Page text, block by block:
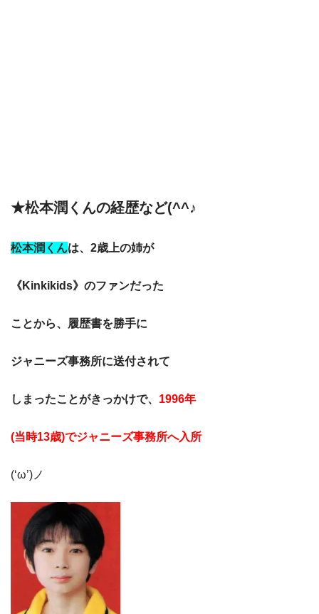
★松本潤くんの経歴など(^^♪
松本潤くんは、2歳上の姉が
《Kinkikids》 のファンだった
ことから、履歴書を勝手に
ジャニーズ事務所に送付されて
しまったことがきっかけで、 1996年
(当時13歳)でジャニーズ事務所へ入所
(‘ω’)ノ